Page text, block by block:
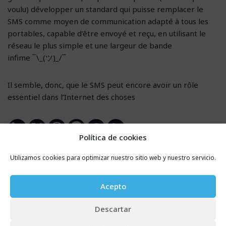
Política de cookies
Utilizamos cookies para optimizar nuestro sitio web y nuestro servicio.
Acepto
Descartar
voulu) développer un standard qui puisse remplacer le
SMS comme moyen de communication adapté à tous les
portables, capable d’être envoyé et reçu, en utilisant le
réseau le plus simple et une largeur de bande
infime ¯\_(ツ)_/¯
Il semble, donc, que le SMS peut encore avoir un rôle
essentiel dans l’Internet des choses
Étiquettes: SMS